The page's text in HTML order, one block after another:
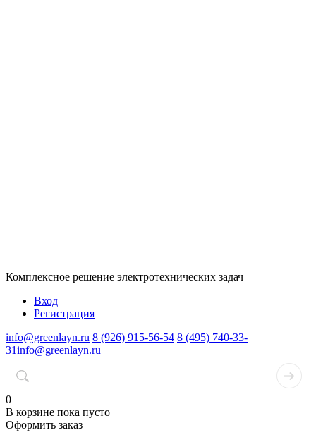
Комплексное решение электротехнических задач
Вход
Регистрация
info@greenlayn.ru 8 (926) 915-56-54 8 (495) 740-33-
31info@greenlayn.ru
0
В корзине пока пусто
Оформить заказ